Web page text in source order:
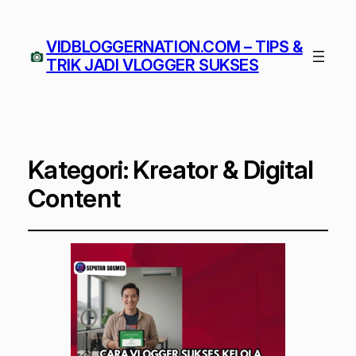
VIDBLOGGERNATION.COM – TIPS &
TRIK JADI VLOGGER SUKSES
Kategori: Kreator & Digital
Content